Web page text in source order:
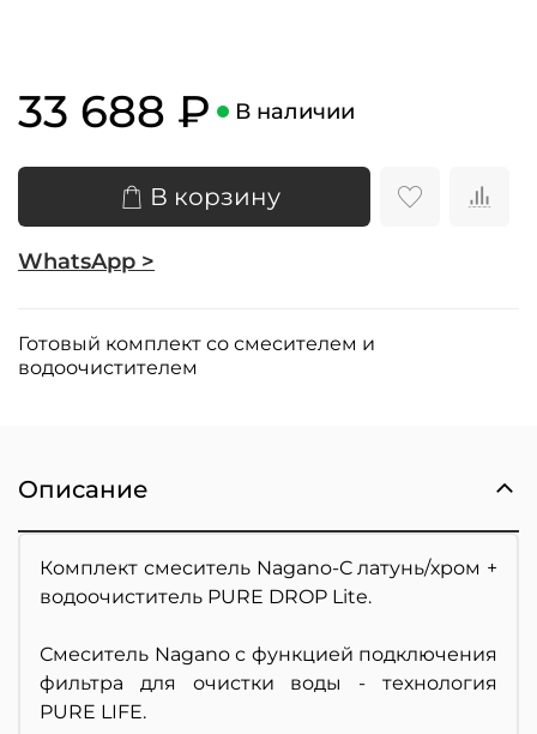
33 688 ₽ В наличии
В корзину
WhatsApp >
Готовый комплект со смесителем и
водоочистителем
Описание
Комплект смеситель Nagano-C латунь/хром +
водоочиститель PURE DROP Lite.
Смеситель Nagano с функцией подключения
фильтра для очистки воды - технология
PURE LIFE.